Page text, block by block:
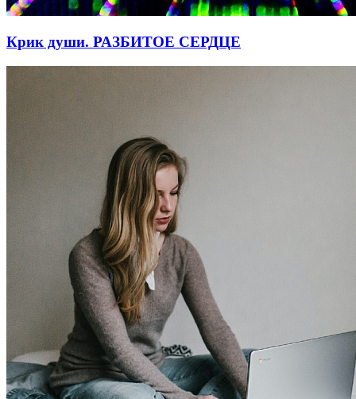
Крик души. РАЗБИТОЕ СЕРДЦЕ